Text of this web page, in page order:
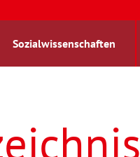
Sozialwissenschaften